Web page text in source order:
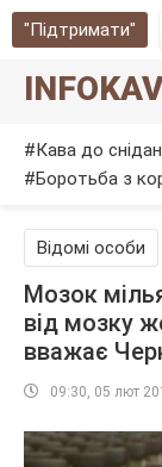
"Підтримати"
Кава до
Боротьба з
Відомі особи
Мозок
від мозку
вважає
09:30, 05 лют